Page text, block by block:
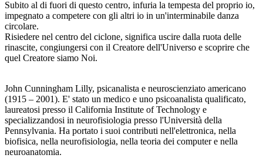
Subito al di fuori di questo centro, infuria la tempesta del proprio io,
impegnato a competere con gli altri io in un'interminabile danza
circolare.
Risiedere nel centro del ciclone, significa uscire dalla ruota delle
rinascite, congiungersi con il Creatore dell'Universo e scoprire che
quel Creatore siamo Noi.
John Cunningham Lilly, psicanalista e neuroscienziato americano
(1915 – 2001). E' stato un medico e uno psicoanalista qualificato,
laureatosi presso il California Institute of Technology e
specializzandosi in neurofisiologia presso l'Università della
Pennsylvania. Ha portato i suoi contributi nell'elettronica, nella
biofisica, nella neurofisiologia, nella teoria dei computer e nella
neuroanatomia.